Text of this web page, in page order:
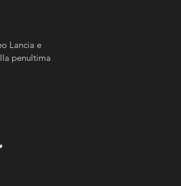
Lancia e
penultima